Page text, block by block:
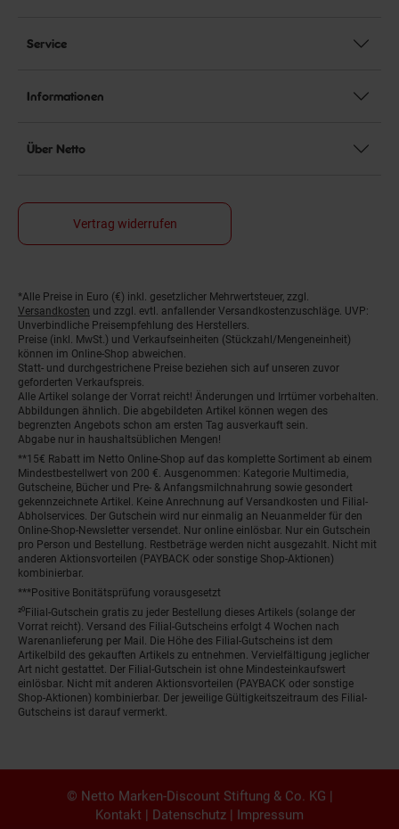
Service
Informationen
Über Netto
Vertrag widerrufen
Fußnoten
*Alle Preise in Euro (€) inkl. gesetzlicher Mehrwertsteuer, zzgl.
Versandkosten und zzgl. evtl. anfallender Versandkostenzuschläge. UVP:
Unverbindliche Preisempfehlung des Herstellers.
Preise (inkl. MwSt.) und Verkaufseinheiten (Stückzahl/Mengeneinheit)
können im Online-Shop abweichen.
Statt- und durchgestrichene Preise beziehen sich auf unseren zuvor
geforderten Verkaufspreis.
Alle Artikel solange der Vorrat reicht! Änderungen und Irrtümer vorbehalten.
Abbildungen ähnlich. Die abgebildeten Artikel können wegen des
begrenzten Angebots schon am ersten Tag ausverkauft sein.
Abgabe nur in haushaltsüblichen Mengen!
**15€ Rabatt im Netto Online-Shop auf das komplette Sortiment ab einem
Mindestbestellwert von 200 €. Ausgenommen: Kategorie Multimedia,
Gutscheine, Bücher und Pre- & Anfangsmilchnahrung sowie gesondert
gekennzeichnete Artikel. Keine Anrechnung auf Versandkosten und Filial-
Abholservices. Der Gutschein wird nur einmalig an Neuanmelder für den
Online-Shop-Newsletter versendet. Nur online einlösbar. Nur ein Gutschein
pro Person und Bestellung. Restbeträge werden nicht ausgezahlt. Nicht mit
anderen Aktionsvorteilen (PAYBACK oder sonstige Shop-Aktionen)
kombinierbar.
***Positive Bonitätsprüfung vorausgesetzt
²⁰Filial-Gutschein gratis zu jeder Bestellung dieses Artikels (solange der
Vorrat reicht). Versand des Filial-Gutscheins erfolgt 4 Wochen nach
Warenanlieferung per Mail. Die Höhe des Filial-Gutscheins ist dem
Artikelbild des gekauften Artikels zu entnehmen. Vervielfältigung jeglicher
Art nicht gestattet. Der Filial-Gutschein ist ohne Mindesteinkaufswert
einlösbar. Nicht mit anderen Aktionsvorteilen (PAYBACK oder sonstige
Shop-Aktionen) kombinierbar. Der jeweilige Gültigkeitszeitraum des Filial-
Gutscheins ist darauf vermerkt.
© Netto Marken-Discount Stiftung & Co. KG |
Kontakt | Datenschutz | Impressum